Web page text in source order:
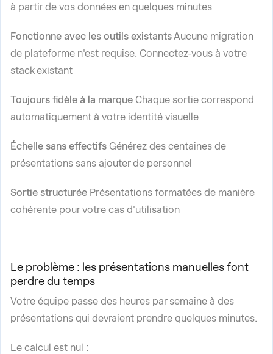
à partir de vos données en quelques minutes
Fonctionne avec les outils existantsAucune migration
de plateforme n'est requise. Connectez-vous à votre
stack existant
Toujours fidèle à la marque Chaque sortie correspond
automatiquement à votre identité visuelle
Échelle sans effectifs Générez des centaines de
présentations sans ajouter de personnel
Sortie structurée Présentations formatées de manière
cohérente pour votre cas d'utilisation
Le problème : les présentations manuelles font
perdre du temps
Votre équipe passe des heures par semaine à des
présentations qui devraient prendre quelques minutes.
Le calcul est nul :